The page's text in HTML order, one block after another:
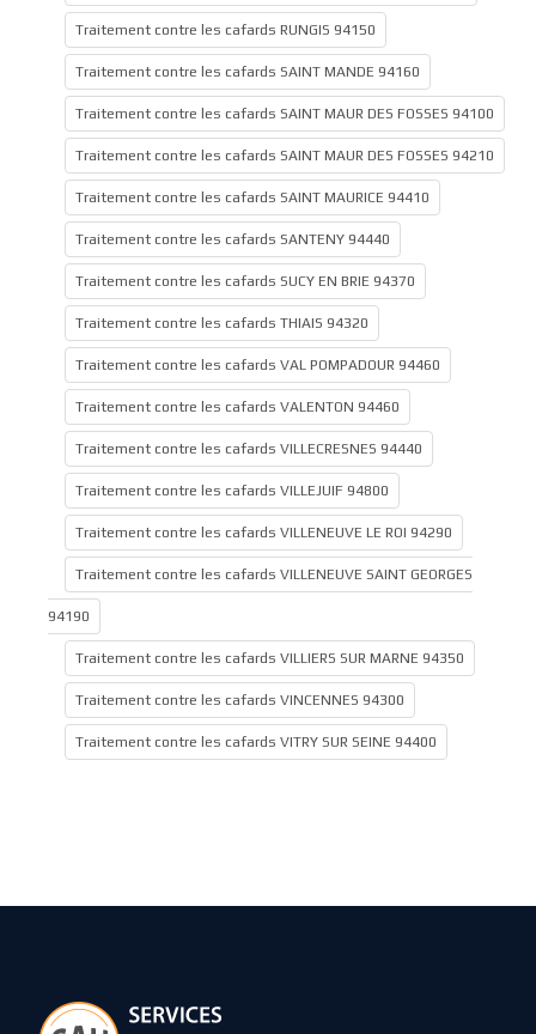
Traitement contre les cafards RUNGIS 94150
Traitement contre les cafards SAINT MANDE 94160
Traitement contre les cafards SAINT MAUR DES FOSSES 94100
Traitement contre les cafards SAINT MAUR DES FOSSES 94210
Traitement contre les cafards SAINT MAURICE 94410
Traitement contre les cafards SANTENY 94440
Traitement contre les cafards SUCY EN BRIE 94370
Traitement contre les cafards THIAIS 94320
Traitement contre les cafards VAL POMPADOUR 94460
Traitement contre les cafards VALENTON 94460
Traitement contre les cafards VILLECRESNES 94440
Traitement contre les cafards VILLEJUIF 94800
Traitement contre les cafards VILLENEUVE LE ROI 94290
Traitement contre les cafards VILLENEUVE SAINT GEORGES
94190
Traitement contre les cafards VILLIERS SUR MARNE 94350
Traitement contre les cafards VINCENNES 94300
Traitement contre les cafards VITRY SUR SEINE 94400